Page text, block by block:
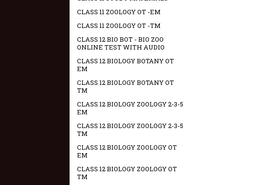
CLASS 11 ZOOLOGY OT -EM
CLASS 11 ZOOLOGY OT -TM
CLASS 12 BIO BOT - BIO ZOO
ONLINE TEST WITH AUDIO
CLASS 12 BIOLOGY BOTANY OT
EM
CLASS 12 BIOLOGY BOTANY OT
TM
CLASS 12 BIOLOGY ZOOLOGY 2-3-5
EM
CLASS 12 BIOLOGY ZOOLOGY 2-3-5
TM
CLASS 12 BIOLOGY ZOOLOGY OT
EM
CLASS 12 BIOLOGY ZOOLOGY OT
TM